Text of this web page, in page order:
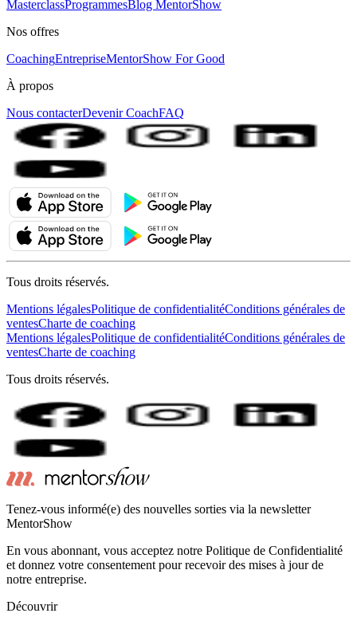
MasterclassProgrammesBlog MentorShow
Nos offres
CoachingEntrepriseMentorShow For Good
À propos
Nous contacterDevenir CoachFAQ
Tous droits réservés.
Mentions légalesPolitique de confidentialitéConditions générales de
ventesCharte de coaching
Mentions légalesPolitique de confidentialitéConditions générales de
ventesCharte de coaching
Tous droits réservés.
Tenez-vous informé(e) des nouvelles sorties via la newsletter
MentorShow
En vous abonnant, vous acceptez notre Politique de Confidentialité
et donnez votre consentement pour recevoir des mises à jour de
notre entreprise.
Découvrir